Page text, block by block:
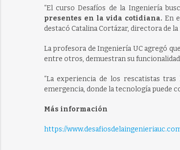
“El curso Desafíos de la Ingeniería
presentes en la vida cotidiana. En
destacó Catalina Cortázar, directora de
La profesora de Ingeniería UC agregó
entre otros, demuestran su
“La experiencia de los rescatistas
emergencia, donde la tecnología puede
Más información
https://